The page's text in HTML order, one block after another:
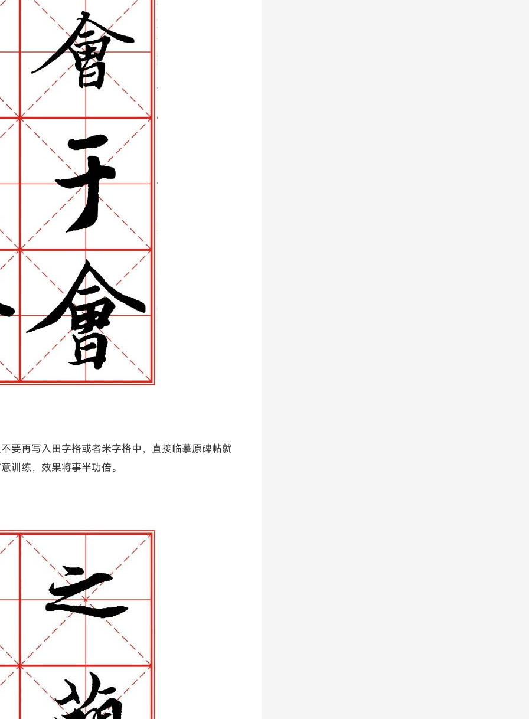
要再写入田字格或者米字格中，直接临摹原碑帖就
训练，效果将事半功倍。